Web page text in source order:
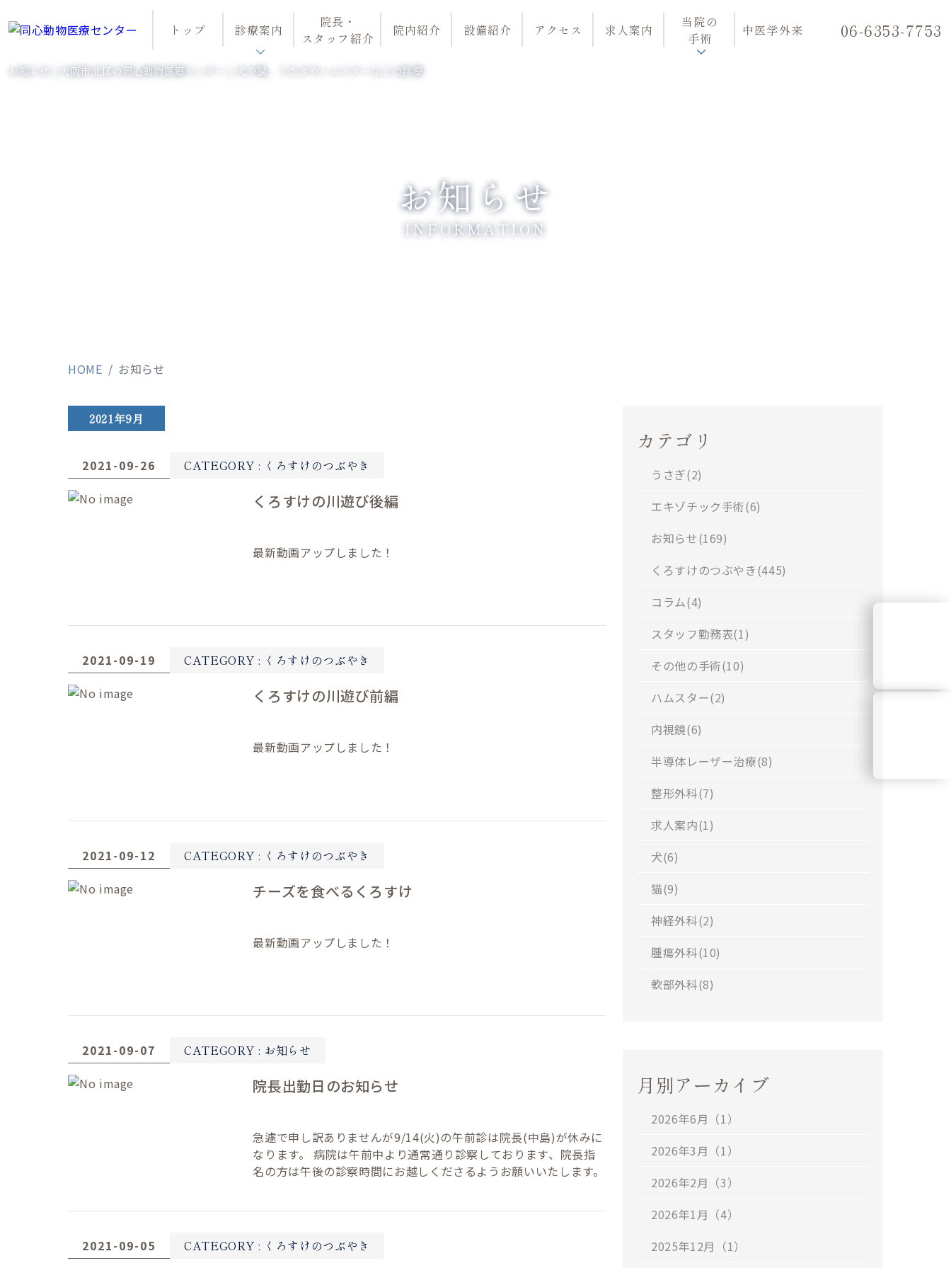
トップ 診療案内
院長・
スタッフ紹介
院内紹介 設備紹介 アクセス 求人案内
当院の
手術
中医学外来 06-6353-7753
お知らせ
INFORMATION
お知らせ｜大阪市北区の同心動物医療センター｜犬や猫、うさぎやハムスターなどの診療
HOME お知らせ
2021年9月
2021-09-26 CATEGORY : くろすけのつぶやき
くろすけの川遊び後編
最新動画アップしました！
2021-09-19 CATEGORY : くろすけのつぶやき
くろすけの川遊び前編
最新動画アップしました！
2021-09-12 CATEGORY : くろすけのつぶやき
チーズを食べるくろすけ
最新動画アップしました！
2021-09-07 CATEGORY : お知らせ
院長出勤日のお知らせ
急遽で申し訳ありませんが9/14(火)の午前診は院長(中島)が休みに
なります。 病院は午前中より通常通り診察しております、院長指
名の方は午後の診察時間にお越しくださるようお願いいたします。
2021-09-05 CATEGORY : くろすけのつぶやき
カテゴリ
うさぎ(2)
エキゾチック手術(6)
お知らせ(169)
くろすけのつぶやき(445)
コラム(4)
スタッフ勤務表(1)
その他の手術(10)
ハムスター(2)
内視鏡(6)
半導体レーザー治療(8)
整形外科(7)
求人案内(1)
犬(6)
猫(9)
神経外科(2)
腫瘍外科(10)
軟部外科(8)
月別アーカイブ
2026年6月（1）
2026年3月（1）
2026年2月（3）
2026年1月（4）
2025年12月（1）